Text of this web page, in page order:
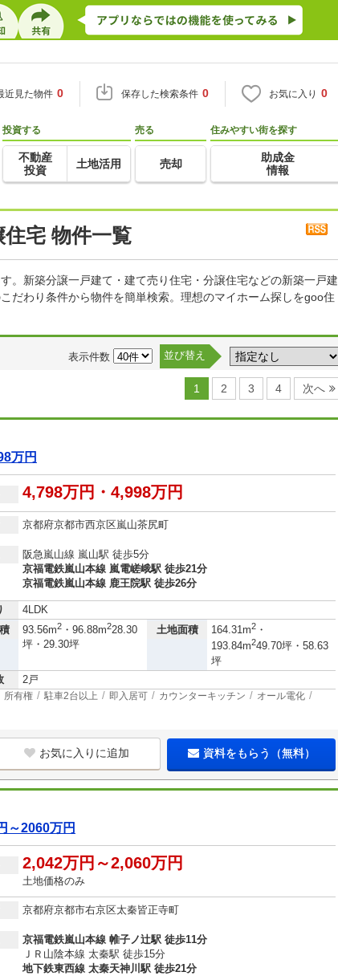
近見た物件 0 保存した検索条件 0 お気に入り 0
投資する
不動産
投資
土地活用
売る
売却
住みやすい街を探す
助成金
情報
宅 物件一覧
。新築分譲一戸建て・建て売り住宅・分譲住宅などの新築一戸建
だわり条件から物件を簡単検索。理想のマイホーム探しをgoo住
表示件数 並び替え
1 2 3 4 次へ
万円
4,798万円・4,998万円
京都府京都市西京区嵐山茶尻町
阪急嵐山線 嵐山駅 徒歩5分
京福電鉄嵐山本線 嵐電嵯峨駅 徒歩21分
京福電鉄嵐山本線 鹿王院駅 徒歩26分
4LDK
93.56m2 ・96.88m228.30
坪・29.30坪
土地面積 164.31m2 ・
193.84m249.70坪・58.63
坪
2戸
所有権 駐車2台以上 即入居可 カウンターキッチン オール電化
お気に入りに追加 資料をもらう（無料）
～2060万円
2,042万円～2,060万円
土地価格のみ
京都府京都市右京区太秦皆正寺町
京福電鉄嵐山本線 帷子ノ辻駅 徒歩11分
ＪＲ山陰本線 太秦駅 徒歩15分
地下鉄東西線 太秦天神川駅 徒歩21分